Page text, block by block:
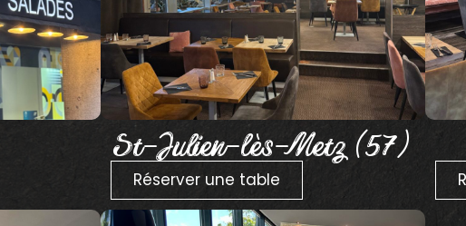
St-Julien-lès-Metz (57)
Réserver une table